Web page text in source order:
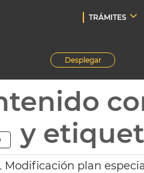
TRÁMITES
Desplegar
y
Modificación plan